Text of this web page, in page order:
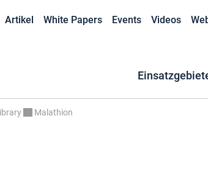
Artikel White Papers Events Videos
Malathion